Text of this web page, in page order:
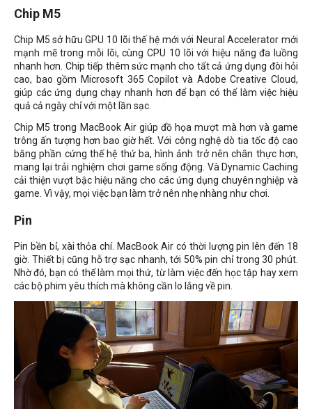
Chip M5
Chip M5 sở hữu GPU 10 lõi thế hệ mới với Neural Accelerator mới
mạnh mẽ trong mỗi lõi, cùng CPU 10 lõi với hiệu năng đa luồng
nhanh hơn. Chip tiếp thêm sức mạnh cho tất cả ứng dụng đòi hỏi
cao, bao gồm Microsoft 365 Copilot và Adobe Creative Cloud,
giúp các ứng dụng chạy nhanh hơn để bạn có thể làm việc hiệu
quả cả ngày chỉ với một lần sạc.
Chip M5 trong MacBook Air giúp đồ họa mượt mà hơn và game
trông ấn tượng hơn bao giờ hết. Với công nghệ dò tia tốc độ cao
bằng phần cứng thế hệ thứ ba, hình ảnh trở nên chân thực hơn,
mang lại trải nghiệm chơi game sống động. Và Dynamic Caching
cải thiện vượt bậc hiệu năng cho các ứng dụng chuyên nghiệp và
game. Vì vậy, mọi việc bạn làm trở nên nhẹ nhàng như chơi.
Pin
Pin bền bỉ, xài thỏa chí. MacBook Air có thời lượng pin lên đến 18
giờ. Thiết bị cũng hỗ trợ sạc nhanh, tới 50% pin chỉ trong 30 phút.
Nhờ đó, bạn có thể làm mọi thứ, từ làm việc đến học tập hay xem
các bộ phim yêu thích mà không cần lo lắng về pin.